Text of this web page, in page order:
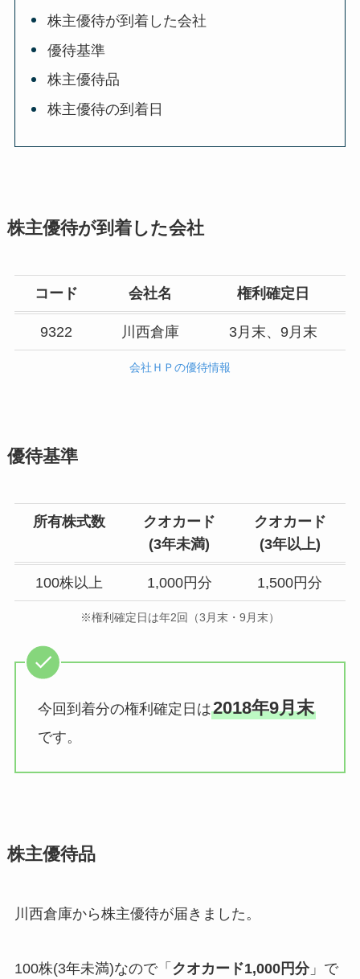
株主優待が到着した会社
優待基準
株主優待品
株主優待の到着日
株主優待が到着した会社
コード 会社名 権利確定日
9322 川西倉庫 3月末、9月末
会社ＨＰの優待情報
優待基準
所有株式数
クオカード
(3年未満)
クオカード
(3年以上)
100株以上 1,000円分 1,500円分
※権利確定日は年2回（3月末・9月末）
今回到着分の権利確定日は2018年9月末
です。
株主優待品
川西倉庫から株主優待が届きました。
100株(3年未満)なので「 クオカード1,000円分」で